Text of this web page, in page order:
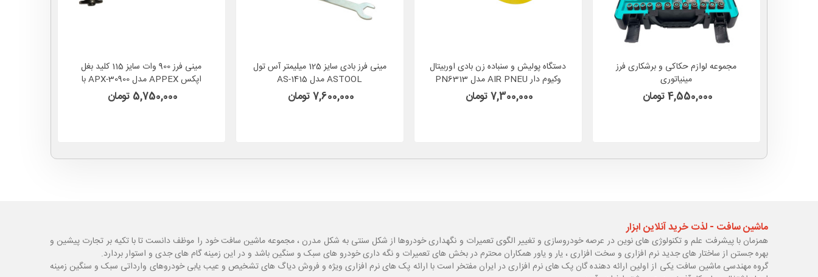
مجموعه لوازم حکاکی و برشکاری فرز
مینیاتوری
4,550,000 تومان
دستگاه پولیش و سنباده زن بادی اوربیتال
وکیوم دار AIR PNEU مدل PN6313
7,300,000 تومان
مینی فرز بادی سایز 125 میلیمتر آس تول
ASTOOL مدل AS-1415
7,600,000 تومان
مینی فرز 900 وات سایز 115 کلید بغل
اپکس APPEX مدل APX-30900 با
یکسال گارانتی
5,750,000 تومان
ماشین سافت - لذت خرید آنلاین ابزار
همزمان با پیشرفت علم و تکنولوژی های نوین در عرصه خودروسازی و تغییر الگوی تعمیرات و نگهداری خودروها از شکل سنتی به شکل مدرن ، مجموعه ماشین سافت خود را موظف دانست تا با تکیه بر تجارت پیشین و
بهره جستن از ساختار های جدید نرم افزاری و سخت افزاری ، یار و یاور همکاران محترم در بخش های تعمیرات و نگه داری خودرو های سبک و سنگین باشد و در این زمینه گام های جدی و استوار بردارد.
گروه مهندسی ماشین سافت یکی از اولین ارائه دهنده گان پک های نرم افزاری در ایران مفتخر است با ارائه پک های نرم افزاری ویژه و فروش دیاگ های تشخیص و عیب یابی خودروهای وارداتی سبک و سنگین زمینه